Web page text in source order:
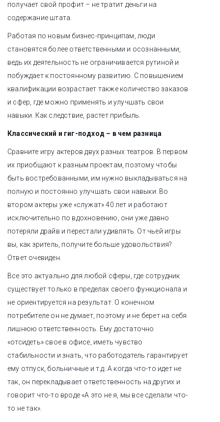
получает свой профит – не тратит деньги на
содержание штата.
Работая по новым бизнес-принципам, люди
становятся более ответственными и осознанными,
ведь их деятельность не ограничивается рутиной и
побуждает к постоянному развитию. С повышением
квалификации возрастает также количество заказов
и сфер, где можно применять и улучшать свои
навыки. Как следствие, растет прибыль.
Классический и гиг-подход – в чем разница
Сравните игру актеров двух разных театров. В первом
их приобщают к разным проектам, поэтому чтобы
быть востребованными, им нужно выкладываться на
полную и постоянно улучшать свои навыки. Во
втором актеры уже «служат» 40 лет и работают
исключительно по вдохновению, они уже давно
потеряли драйв и перестали удивлять. От чьей игры
вы, как зритель, получите больше удовольствия?
Ответ очевиден.
Все это актуально для любой сферы, где сотрудник
существует только в пределах своего функционала и
не ориентируется на результат. О конечном
потребителе он не думает, поэтому и не берет на себя
лишнюю ответственность. Ему достаточно
«отсидеть» свое в офисе, иметь чувство
стабильности и знать, что работодатель гарантирует
ему отпуск, больничные и т.д. А когда что-то идет не
так, он перекладывает ответственность на других и
говорит что-то вроде «А это не я, мы все сделали что-
то не так».